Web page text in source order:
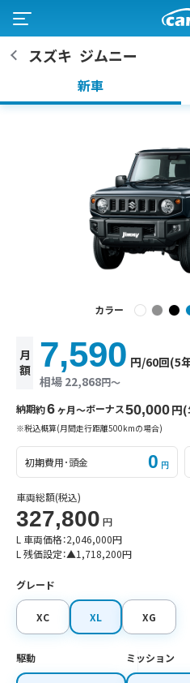
スズキ ジムニー
新車
カラー
月
額
相場 22,868円〜
7,590 円/60回(5
納期約6ヶ月〜ボーナス50,000円
※税込概算(月間走行距離500kmの場合)
初期費用･頭金 0 円
車両総額(税込)
327,800 円
L 車両価格：2,046,000円
L 残価設定：▲1,718,200円
グレード
XC XL XG
駆動 ミッション